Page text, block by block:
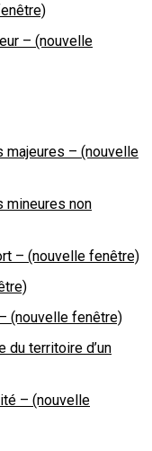
– (nouvelle
majeures – (nouvelle
mineures non
– (nouvelle fenêtre)
(nouvelle fenêtre)
du territoire d’un
– (nouvelle